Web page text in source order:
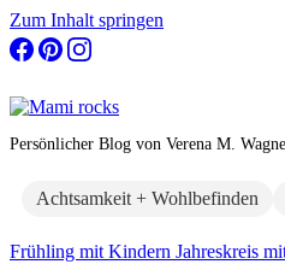
Zum Inhalt springen
Persönlicher Blog von Verena M.
Achtsamkeit + Wohlbefinden
Frühling mit Kindern Jahreskreis